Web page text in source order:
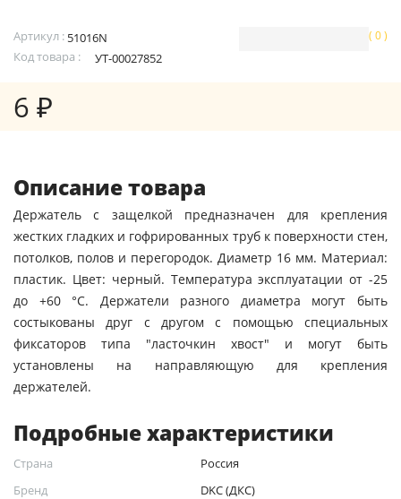
Артикул : 51016N
Код товара :
УТ-00027852
( 0 )
6 ₽
Описание товара
Держатель с защелкой предназначен для крепления
жестких гладких и гофрированных труб к поверхности стен,
потолков, полов и перегородок. Диаметр 16 мм. Материал:
пластик. Цвет: черный. Температура эксплуатации от -25
до +60 °С. Держатели разного диаметра могут быть
состыкованы друг с другом с помощью специальных
фиксаторов типа "ласточкин хвост" и могут быть
установлены на направляющую для крепления
держателей.
Подробные характеристики
Страна
Россия
Бренд
DKC (ДКС)